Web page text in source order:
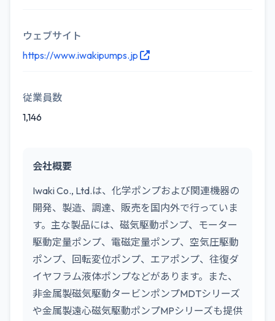
ウェブサイト
https://www.iwakipumps.jp
従業員数
1,146
会社概要
Iwaki Co., Ltd.は、化学ポンプおよび関連機器の
開発、製造、調達、販売を国内外で行っていま
す。主な製品には、磁気駆動ポンプ、モーター
駆動定量ポンプ、電磁定量ポンプ、空気圧駆動
ポンプ、回転変位ポンプ、エアポンプ、往復ダ
イヤフラム液体ポンプなどがあります。また、
非金属製磁気駆動タービンポンプMDTシリーズ
や金属製遠心磁気駆動ポンプMPシリーズも提供